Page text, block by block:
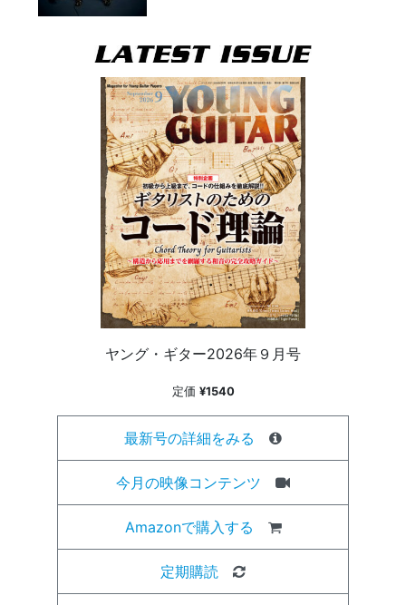
ヤング・ギター2026年９月号
定価 ¥1540
最新号の詳細をみる
今月の映像コンテンツ
Amazonで購入する
定期購読